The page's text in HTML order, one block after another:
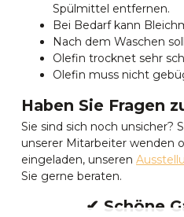
Spülmittel entfernen.
Bei Bedarf kann
Nach dem Waschen
Olefin trocknet sehr
Olefin muss nicht
Haben Sie Fragen
Sie sind sich noch unsicher?
unserer Mitarbeiter wenden
eingeladen, unseren
Sie gerne beraten.
✔ Schöne